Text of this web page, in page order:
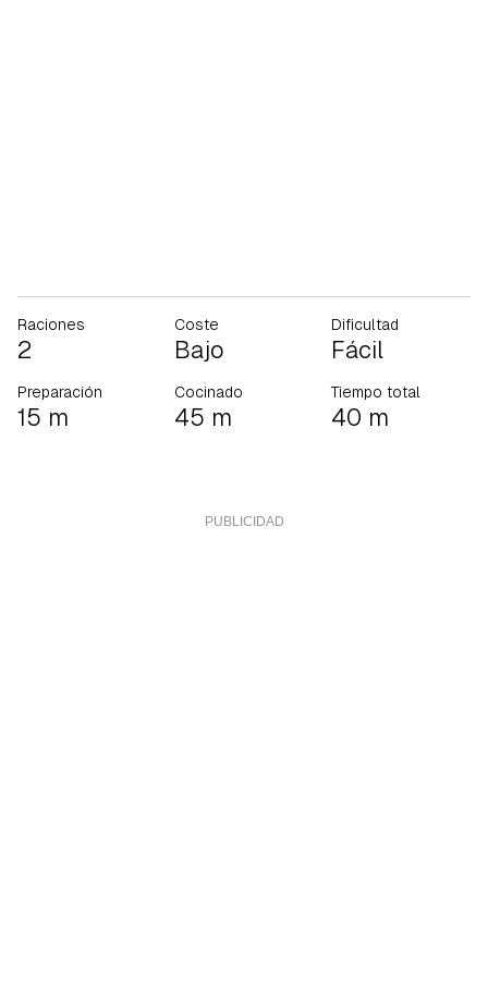
Raciones
2
Coste
Bajo
Dificultad
Fácil
Preparación
15 m
Cocinado
45 m
Tiempo total
40 m